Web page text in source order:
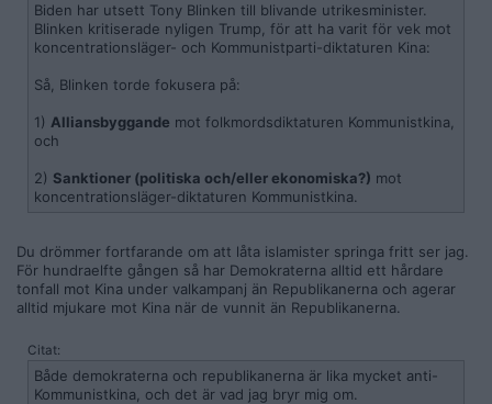
Biden har utsett Tony Blinken till blivande utrikesminister.
Blinken kritiserade nyligen Trump, för att ha varit för vek mot
koncentrationsläger- och Kommunistparti-diktaturen Kina:
Så, Blinken torde fokusera på:
1) Alliansbyggande mot folkmordsdiktaturen Kommunistkina,
och
2) Sanktioner (politiska och/eller ekonomiska?) mot
koncentrationsläger-diktaturen Kommunistkina.
Du drömmer fortfarande om att låta islamister springa fritt ser jag.
För hundraelfte gången så har Demokraterna alltid ett hårdare
tonfall mot Kina under valkampanj än Republikanerna och agerar
alltid mjukare mot Kina när de vunnit än Republikanerna.
Citat:
Både demokraterna och republikanerna är lika mycket anti-
Kommunistkina, och det är vad jag bryr mig om.